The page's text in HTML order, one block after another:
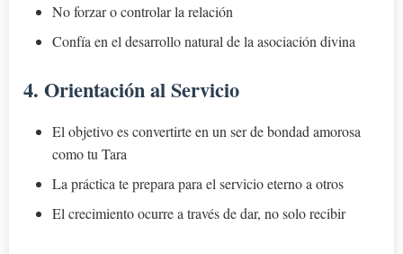
No forzar o controlar la relación
Confía en el desarrollo natural de la asociación divina
4. Orientación al Servicio
El objetivo es convertirte en un ser de bondad amorosa
como tu Tara
La práctica te prepara para el servicio eterno a otros
El crecimiento ocurre a través de dar, no solo recibir